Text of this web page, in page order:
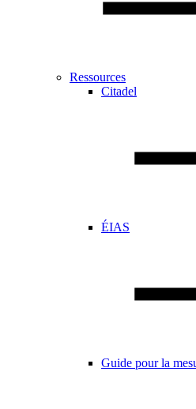
Ressources
Citadel
ÉIAS
Guide pour la